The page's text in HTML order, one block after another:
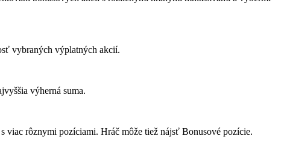
vybraných výplatných akcií.
výherná suma.
viac rôznymi pozíciami. Hráč môže tiež nájsť Bonusové pozície.